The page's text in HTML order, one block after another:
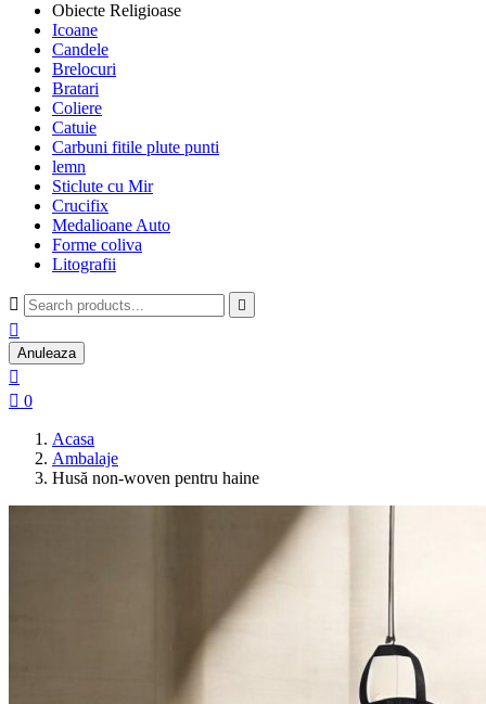
Obiecte Religioase
Icoane
Candele
Brelocuri
Bratari
Coliere
Catuie
Carbuni fitile plute punti
lemn
Sticlute cu Mir
Crucifix
Medalioane Auto
Forme coliva
Litografii
 

Anuleaza

 0
Acasa
Ambalaje
Husă non-woven pentru haine